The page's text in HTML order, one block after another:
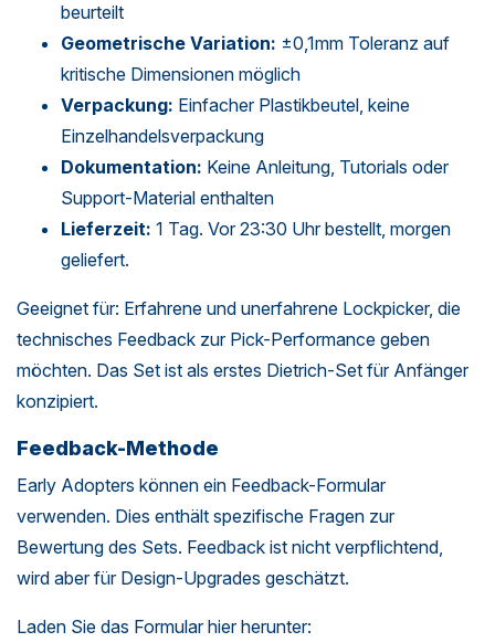
beurteilt
Geometrische Variation: ±0,1mm Toleranz auf
kritische Dimensionen möglich
Verpackung: Einfacher Plastikbeutel, keine
Einzelhandelsverpackung
Dokumentation: Keine Anleitung, Tutorials oder
Support-Material enthalten
Lieferzeit: 1 Tag. Vor 23:30 Uhr bestellt, morgen
geliefert.
Geeignet für: Erfahrene und unerfahrene Lockpicker, die
technisches Feedback zur Pick-Performance geben
möchten. Das Set ist als erstes Dietrich-Set für Anfänger
konzipiert.
Feedback-Methode
Early Adopters können ein Feedback-Formular
verwenden. Dies enthält spezifische Fragen zur
Bewertung des Sets. Feedback ist nicht verpflichtend,
wird aber für Design-Upgrades geschätzt.
Laden Sie das Formular hier herunter: